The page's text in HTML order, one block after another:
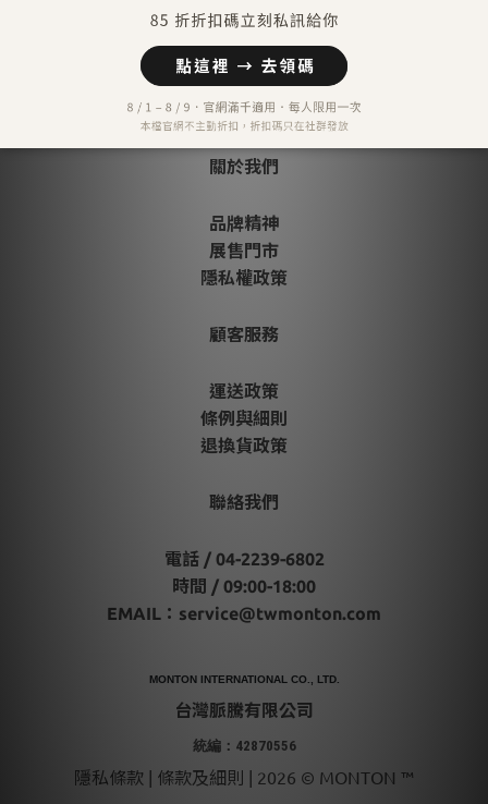
尚未有任何評價
關於我們
品牌精神
展售門市
隱私權政策
顧客服務
運送政策
條例與細則
退換貨政策
聯絡我們
電話 / 04-2239-6802
時間 / 09:00-18:00
EMAIL： service@twmonton.com
MONTON INTERNATIONAL CO., LTD.
台灣脈騰有限公司
統編：42870556
隱私條款 | 條款及細則 | 2026 © MONTON ™